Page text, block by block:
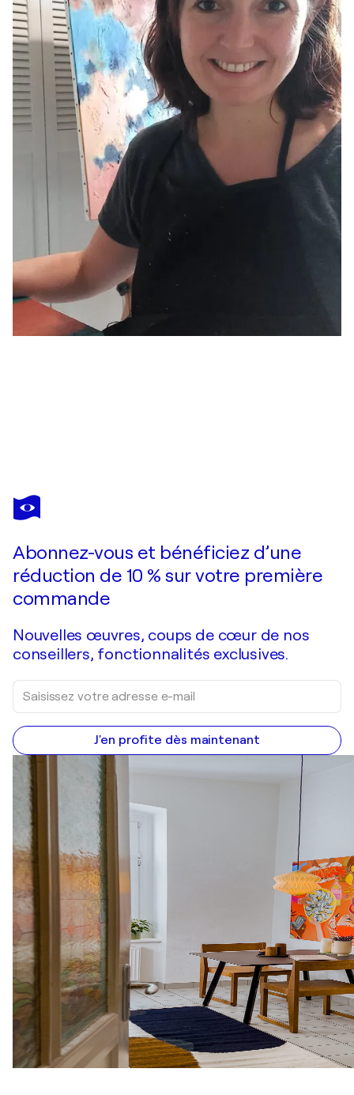
AURÉLIE ROCHETA
Olonne 2
Abonnez-vous et bénéficiez d’une
réduction de 10 % sur votre première
commande
Nouvelles œuvres, coups de cœur de nos
conseillers, fonctionnalités exclusives.
J'en profite dès maintenant